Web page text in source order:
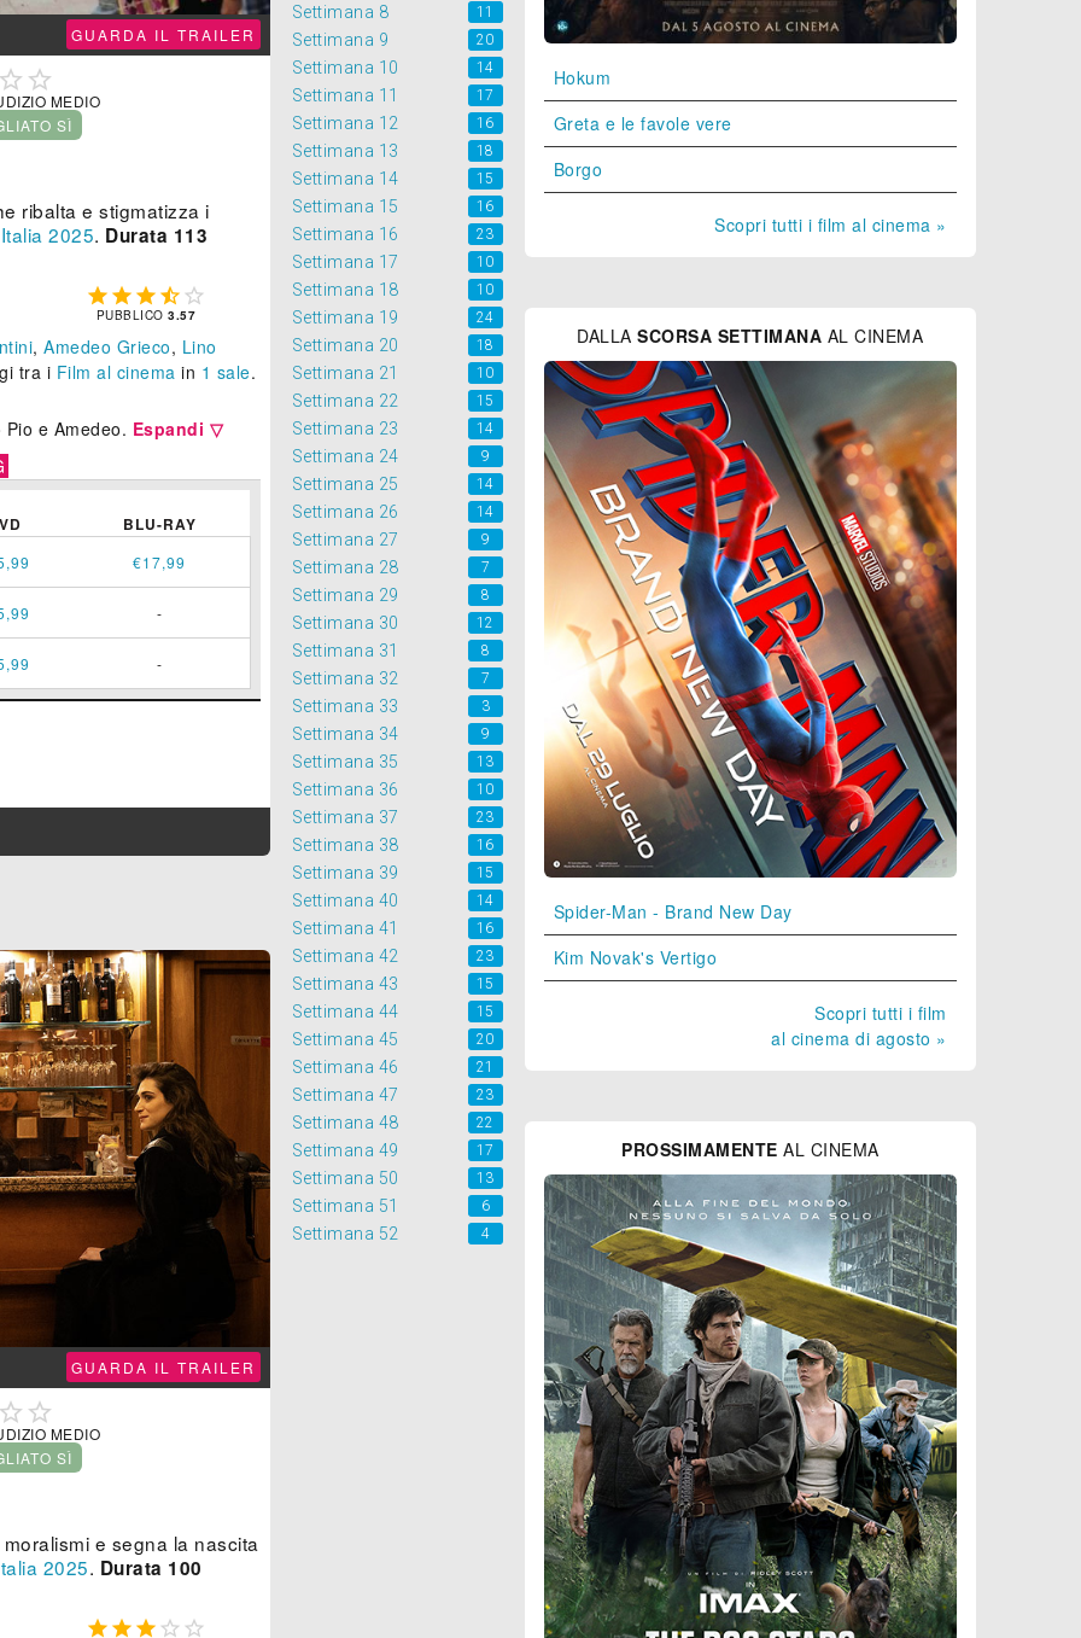
GUARDA IL TRAILER

MEDIO
SÌ
ribalta e stigmatizza i
Italia 2025. Durata 113
    
PUBBLICO3.57
, Amedeo Grieco, Lino
tra i Film al cinema in 1 sale.
e Amedeo. Espandi ▽
BLU-RAY
€17,99
-
-
GUARDA IL TRAILER

MEDIO
SÌ
e segna la nascita
2025. Durata 100
    
Settimana 8 11
Settimana 9 20
Settimana 10 14
Settimana 11 17
Settimana 12 16
Settimana 13 18
Settimana 14 15
Settimana 15 16
Settimana 16 23
Settimana 17 10
Settimana 18 10
Settimana 19 24
Settimana 20 18
Settimana 21 10
Settimana 22 15
Settimana 23 14
Settimana 24 9
Settimana 25 14
Settimana 26 14
Settimana 27 9
Settimana 28 7
Settimana 29 8
Settimana 30 12
Settimana 31 8
Settimana 32 7
Settimana 33 3
Settimana 34 9
Settimana 35 13
Settimana 36 10
Settimana 37 23
Settimana 38 16
Settimana 39 15
Settimana 40 14
Settimana 41 16
Settimana 42 23
Settimana 43 15
Settimana 44 15
Settimana 45 20
Settimana 46 21
Settimana 47 23
Settimana 48 22
Settimana 49 17
Settimana 50 13
Settimana 51 6
Settimana 52 4
Hokum
Greta e le favole vere
Borgo
Scopri tutti i film al cinema »
DALLASCORSA SETTIMANA AL CINEMA
Spider-Man - Brand New Day
Kim Novak's Vertigo
Scopri tutti i film
al cinema di agosto »
PROSSIMAMENTE AL CINEMA